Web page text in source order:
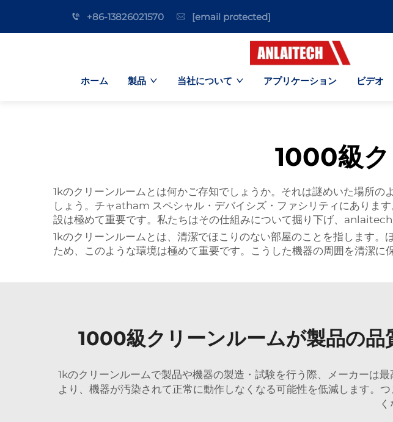
+86-13826021570 [email protected]
ホーム 製品 当社について アプリケーション ビデオ
1000級
1kのクリーンルームとは何かご存知でしょうか。それは謎めいた場所
しょう。チャatham スペシャル・デバイシズ・ファシリティにありま
設は極めて重要です。私たちはその仕組みについて掘り下げ、
1kのクリーンルームとは、清潔でほこりのない部屋のことを指します
ため、このような環境は極めて重要です。こうした機器の周囲を清潔に
1000級クリーンルームが製品の品
1kのクリーンルームで製品や機器の製造・試験を行う際、メーカーは
より、機器が汚染されて正常に動作しなくなる可能性を低減します。